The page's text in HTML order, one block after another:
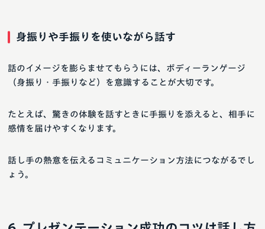
身振りや手振りを使いながら話す
話のイメージを膨らませてもらうには、ボディーランゲージ
（身振り・手振りなど）を意識することが大切です。
たとえば、驚きの体験を話すときに手振りを添えると、相手に
感情を届けやすくなります。
話し手の熱意を伝えるコミュニケーション方法につながるでし
ょう。